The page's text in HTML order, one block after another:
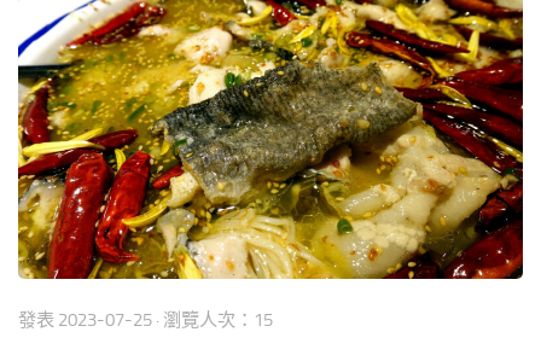
發表 2023-07-25 · 瀏覽人次：15